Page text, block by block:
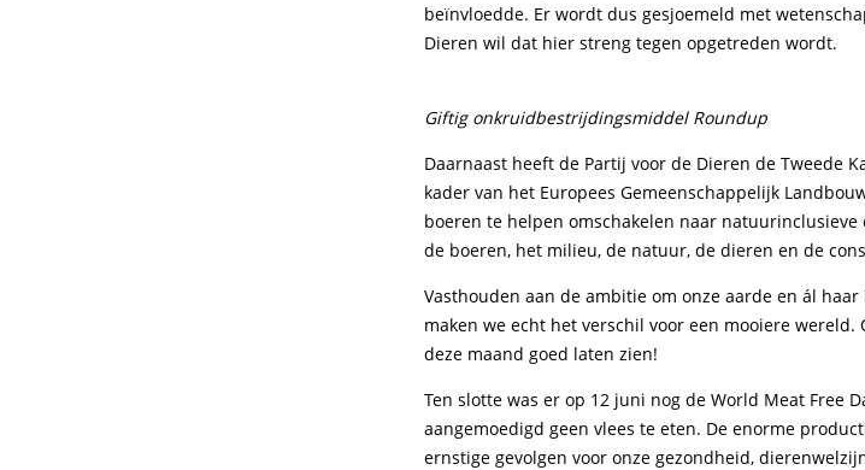
beïnvloedde. Er wordt dus gesjoemeld met
Dieren wil dat hier streng tegen opgetreden wordt.
Giftig onkruidbestrijdingsmiddel Roundup
Daarnaast heeft de Partij voor de Dieren de Tweede
kader van het Europees Gemeenschappelijk
boeren te helpen omschakelen naar
de boeren, het milieu, de natuur, de dieren en de
Vasthouden aan de ambitie om onze aarde en ál
maken we echt het verschil voor een mooiere
deze maand goed laten zien!
Ten slotte was er op 12 juni nog de World Meat Free
aangemoedigd geen vlees te eten. De enorme
ernstige gevolgen voor onze gezondheid,